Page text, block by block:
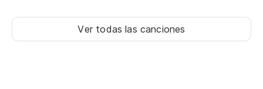
Ver todas las canciones